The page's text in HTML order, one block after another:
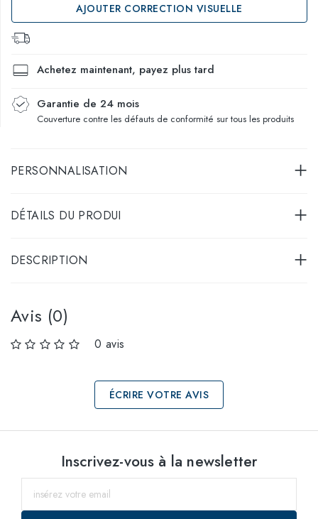
AJOUTER CORRECTION VISUELLE
Achetez maintenant, payez plus tard
Garantie de 24 mois
Couverture contre les défauts de conformité sur tous les produits
PERSONNALISATION
DÉTAILS DU PRODUI
DESCRIPTION
Avis (0)
0 avis
ÉCRIRE VOTRE AVIS
Sélectionnez lesInscrivez-vous à la newsletter